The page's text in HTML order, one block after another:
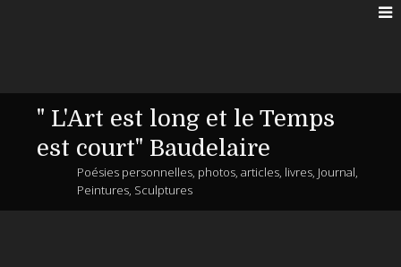
" L'Art est long et le Temps
est court" Baudelaire
Poésies personnelles, photos, articles, livres, Journal,
Peintures, Sculptures